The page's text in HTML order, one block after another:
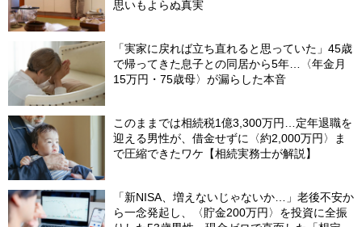
思いもよらぬ真実
「実家に戻れば立ち直れると思っていた」45歳
で帰ってきた息子との同居から5年…〈年金月
15万円・75歳母〉が漏らした本音
このままでは相続税1億3,300万円…定年退職を
迎える男性が、借金せずに〈約2,000万円〉ま
で圧縮できたワケ【相続実務士が解説】
「新NISA、増えないじゃないか…」老後不安か
ら一念発起し、〈貯金200万円〉を投資に全振